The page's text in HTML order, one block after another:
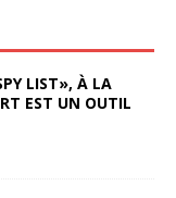
LIST», À LA
EST UN OUTIL